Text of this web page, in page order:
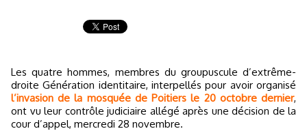
Les quatre hommes, membres du groupuscule d’extrême-
droite Génération identitaire, interpellés pour avoir organisé
l’invasion de la mosquée de Poitiers le 20 octobre dernier,
ont vu leur contrôle judiciaire allégé après une décision de la
cour d’appel, mercredi 28 novembre.